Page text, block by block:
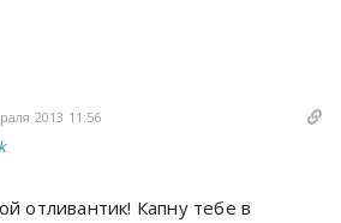
2013 11:56
отливантик! Капну тебе в